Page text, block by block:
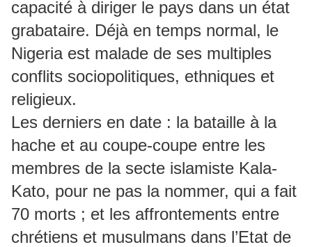
capacité à diriger le pays dans un état
grabataire. Déjà en temps normal, le
Nigeria est malade de ses multiples
conflits sociopolitiques, ethniques et
religieux.
Les derniers en date : la bataille à la
hache et au coupe-coupe entre les
membres de la secte islamiste Kala-
Kato, pour ne pas la nommer, qui a fait
70 morts ; et les affrontements entre
chrétiens et musulmans dans l’Etat de